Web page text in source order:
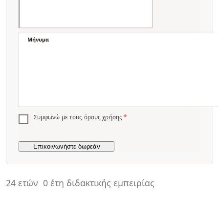
24 ετών 0 έτη διδακτικής εμπειρίας
Μήνυμα
Συμφωνώ με τους όρους χρήσης *